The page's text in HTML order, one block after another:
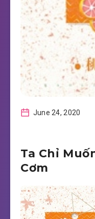
June 24, 2020
Ta Chỉ
Cơm